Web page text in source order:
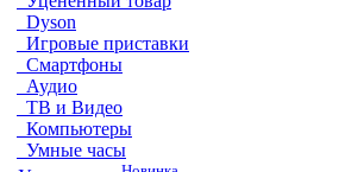
Dyson
Игровые приставки
Смартфоны
Аудио
ТВ и Видео
Компьютеры
Умные часы